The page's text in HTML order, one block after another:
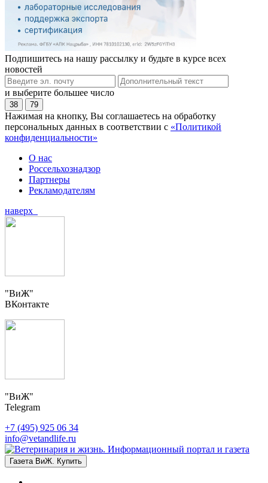
Подпишитесь на нашу рассылку и будьте в курсе всех
новостей
и выберите большее число
38 79
Нажимая на кнопку, Вы соглашаетесь на обработку
персональных данных в соответствии с «Политикой
конфиденциальности»
О нас
Россельхознадзор
Партнеры
Рекламодателям
наверх
"ВиЖ"
ВКонтакте
"ВиЖ"
Telegram
+7 (495) 925 06 34
info@vetandlife.ru
Газета ВиЖ. Купить